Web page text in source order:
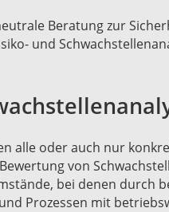
Beratung zur
und
alle oder auch nur
von
bei denen durch
Prozessen mit